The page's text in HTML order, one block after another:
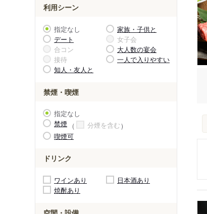
利用シーン
指定なし
家族・子供と
デート
女子会
合コン
大人数の宴会
接待
一人で入りやすい
知人・友人と
禁煙・喫煙
指定なし
禁煙
分煙を含む
喫煙可
ドリンク
ワインあり
日本酒あり
焼酎あり